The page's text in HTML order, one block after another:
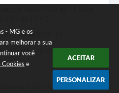
- MG e os
melhorar a sua
você
Cookies e
ACEITAR
PERSONALIZAR
0001-10
de Taiobeiras - MG
3.5.3 - 19/06/2026